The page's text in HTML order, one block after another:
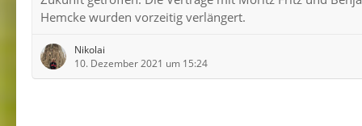
Hemcke wurden vorzeitig verlängert.
Nikolai
10. Dezember 2021 um 15:24